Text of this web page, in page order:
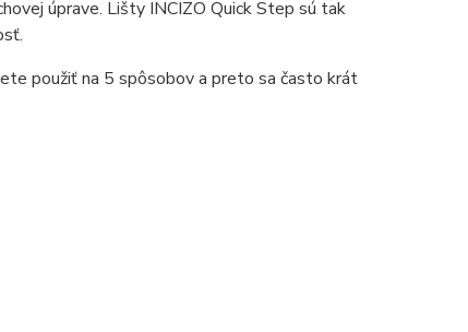
úprave. Lišty INCIZO Quick Step sú tak
použiť na 5 spôsobov a preto sa často krát